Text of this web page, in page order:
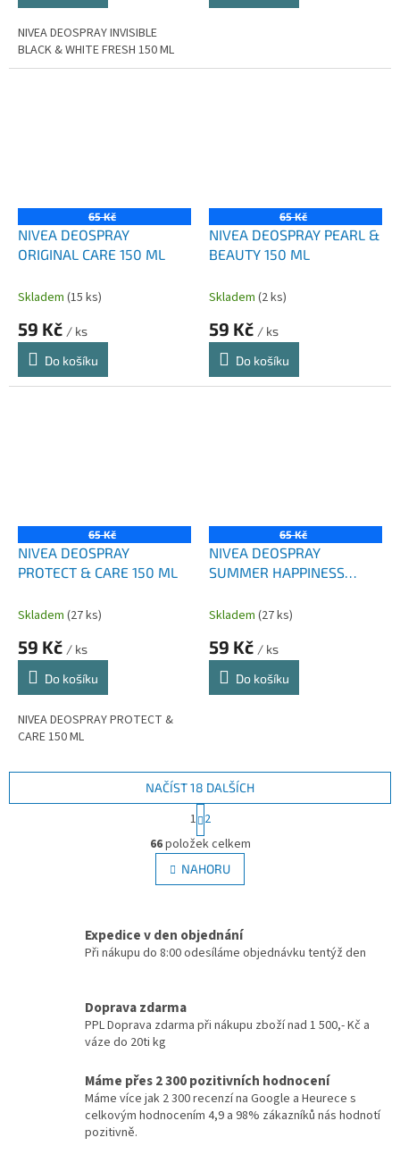
NIVEA DEOSPRAY INVISIBLE
BLACK & WHITE FRESH 150 ML
65 Kč
NIVEA DEOSPRAY
ORIGINAL CARE 150 ML
Skladem (15 ks)
59 Kč / ks
Do košíku
65 Kč
NIVEA DEOSPRAY PEARL &
BEAUTY 150 ML
Skladem (2 ks)
59 Kč / ks
Do košíku
65 Kč
NIVEA DEOSPRAY
PROTECT & CARE 150 ML
Skladem (27 ks)
59 Kč / ks
Do košíku
NIVEA DEOSPRAY PROTECT &
CARE 150 ML
65 Kč
NIVEA DEOSPRAY
SUMMER HAPPINESS
Skladem (27 ks)
59 Kč / ks
Do košíku
O
v
l
á
c
í
k
y
p
i
s
NAČÍST 18 DALŠÍCH
S
t
r
á
n
k
á
n
í
1 2
66položek celkem
NAHORU
Expedice v den objednání
Při nákupu do 8:00 odesíláme objednávku tentýž den
Doprava zdarma
PPL Doprava zdarma při nákupu zboží nad 1 500,- Kč a
váze do 20ti kg
Máme přes 2 300 pozitivních hodnocení
Máme více jak 2 300 recenzí na Google a Heurece s
celkovým hodnocením 4,9 a 98% zákazníků nás hodnotí
pozitivně.